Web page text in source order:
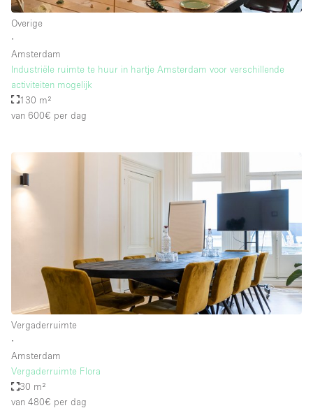
Overige
∙
Amsterdam
Industriële ruimte te huur in hartje Amsterdam voor verschillende
activiteiten mogelijk
130 m²
van 600€ per dag
Vergaderruimte
∙
Amsterdam
Vergaderruimte Flora
30 m²
van 480€ per dag